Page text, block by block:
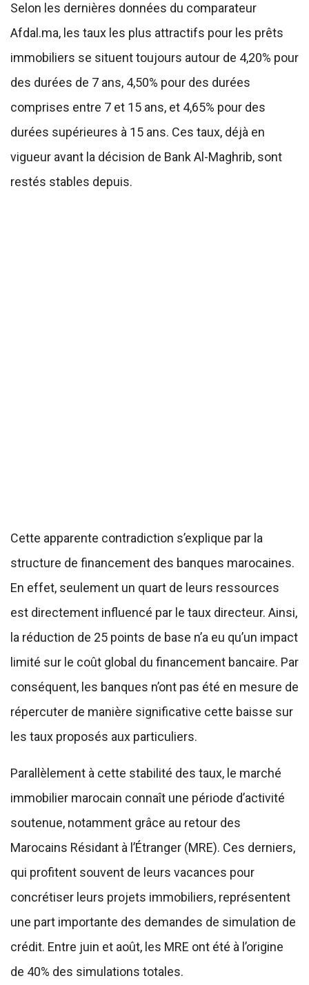
Selon les dernières données du comparateur
Afdal.ma, les taux les plus attractifs pour les prêts
immobiliers se situent toujours autour de 4,20% pour
des durées de 7 ans, 4,50% pour des durées
comprises entre 7 et 15 ans, et 4,65% pour des
durées supérieures à 15 ans. Ces taux, déjà en
vigueur avant la décision de Bank Al-Maghrib, sont
restés stables depuis.
Cette apparente contradiction s’explique par la
structure de financement des banques marocaines.
En effet, seulement un quart de leurs ressources
est directement influencé par le taux directeur. Ainsi,
la réduction de 25 points de base n’a eu qu’un impact
limité sur le coût global du financement bancaire. Par
conséquent, les banques n’ont pas été en mesure de
répercuter de manière significative cette baisse sur
les taux proposés aux particuliers.
Parallèlement à cette stabilité des taux, le marché
immobilier marocain connaît une période d’activité
soutenue, notamment grâce au retour des
Marocains Résidant à l’Étranger (MRE). Ces derniers,
qui profitent souvent de leurs vacances pour
concrétiser leurs projets immobiliers, représentent
une part importante des demandes de simulation de
crédit. Entre juin et août, les MRE ont été à l’origine
de 40% des simulations totales.